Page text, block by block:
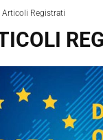
Articoli Registrati